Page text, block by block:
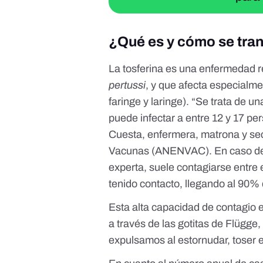
¿Qué es y cómo se
La tosferina es una enfermedad
pertussi, y que afecta
faringe y laringe). “Se trata de
puede infectar a entre 12 y 17
Cuesta, enfermera, matrona y
Vacunas (ANENVAC). En caso
experta, suele contagiarse entre
tenido contacto, llegando al
Esta alta capacidad de contagio
a través de las gotitas de Flügge,
expulsamos al estornudar, toser